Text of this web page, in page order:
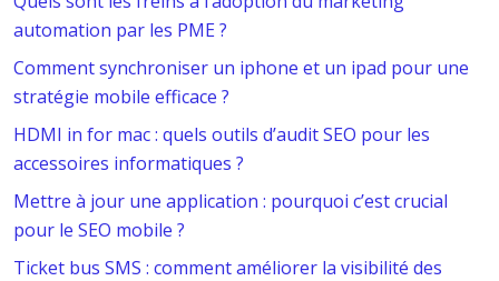
automation par les PME ?
Comment synchroniser un iphone et un ipad pour une
stratégie mobile efficace ?
HDMI in for mac : quels outils d’audit SEO pour les
accessoires informatiques ?
Mettre à jour une application : pourquoi c’est crucial
pour le SEO mobile ?
Ticket bus SMS : comment améliorer la visibilité des